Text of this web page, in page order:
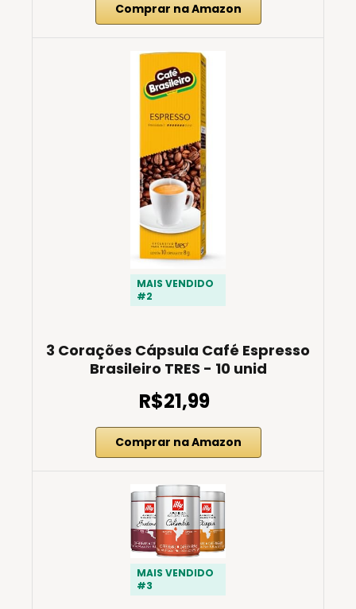
Comprar na Amazon
MAIS VENDIDO
#2
3 Corações Cápsula Café Espresso
Brasileiro TRES - 10 unid
R$21,99
Comprar na Amazon
MAIS VENDIDO
#3